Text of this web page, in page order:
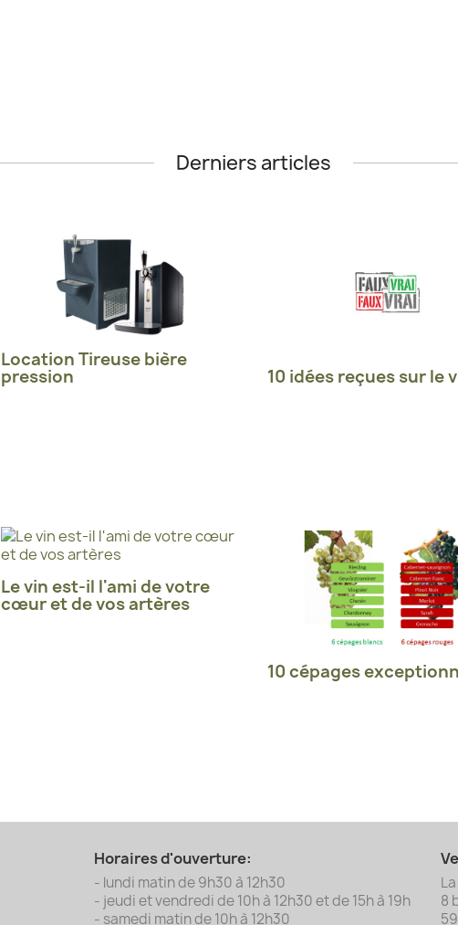
Derniers articles
Location Tireuse bière
pression 10 idées reçues sur le
Le vin est-il l'ami de votre
cœur et de vos artères
10 cépages
Horaires d'ouverture:
- lundi matin de 9h30 à 12h30
- jeudi et vendredi de 10h à 12h30 et de 15h à 19h
- samedi matin de 10h à 12h30
8